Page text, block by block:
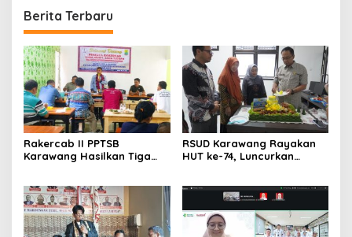
Berita Terbaru
Rakercab II PPTSB
Karawang Hasilkan Tiga
RSUD Karawang Rayakan
HUT ke-74, Luncurkan
Pelayanan Kesehatan